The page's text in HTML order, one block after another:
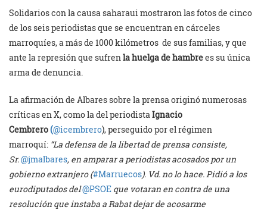
Solidarios con la causa saharaui mostraron las fotos de cinco
de los seis periodistas que se encuentran en cárceles
marroquíes, a más de 1000 kilómetros de sus familias, y que
ante la represión que sufren la huelga de hambrees su única
arma de denuncia.
La afirmación de Albares sobre la prensa originó numerosas
críticas en X, como la del periodista Ignacio
Cembrero(@icembrero), perseguido por el régimen
marroquí: “La defensa de la libertad de prensa consiste,
Sr.@jmalbares, en amparar a periodistas acosados por un
gobierno extranjero (#Marruecos). Vd. no lo hace. Pidió a los
eurodiputados del@PSOE que votaran en contra de una
resolución que instaba a Rabat dejar de acosarme